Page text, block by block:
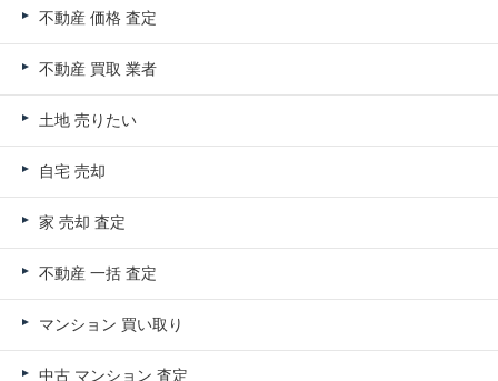
不動産 価格 査定
不動産 買取 業者
土地 売りたい
自宅 売却
家 売却 査定
不動産 一括 査定
マンション 買い取り
中古 マンション 査定